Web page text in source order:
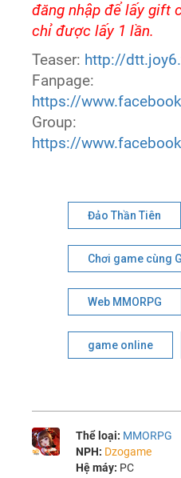
đăng nhập để lấy gift
chỉ được lấy 1 lần.
Teaser: http://
Fanpage:
https://
Group:
https://
Đảo Thần Tiên
Chơi game cùng
Web MMORPG
game online
Thể loại: MMORPG
NPH: Dzogame
Hệ máy: PC